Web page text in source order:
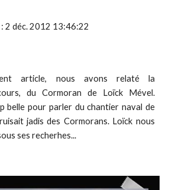
2 déc. 2012 13:46:22
article, nous avons relaté la
du Cormoran de Loïck Mével.
belle pour parler du chantier naval de
jadis des Cormorans. Loïck nous
ses recherhes...